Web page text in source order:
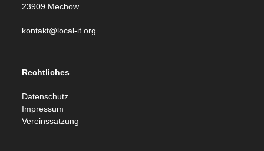
23909 Mechow
kontakt@local-it.org
Rechtliches
Datenschutz
Impressum
Vereinssatzung